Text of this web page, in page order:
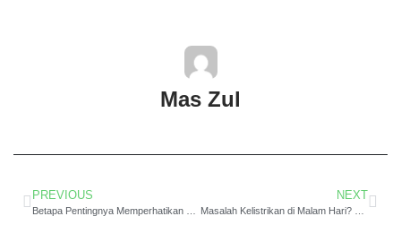
Mas Zul
PREVIOUS NEXT